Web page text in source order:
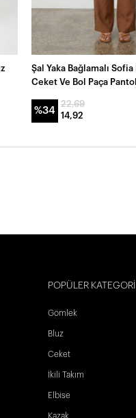
Şal Yaka Bağlamalı
Ceket Ve Bol Paça
%34
22,69
14,92
POPÜLER
Gömlek
Bluz
Ceket
İkili Takım
Elbise
Kazak